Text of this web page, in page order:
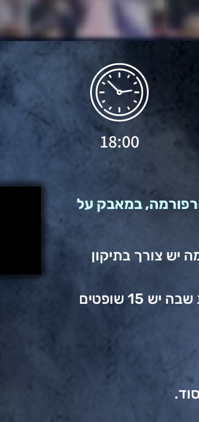
18:00
במאבק על
יש צורך בתיקון
אסור לקבל מציאות שבה יש דיקטטורה שיפוטית שבה יש 15 שופטים